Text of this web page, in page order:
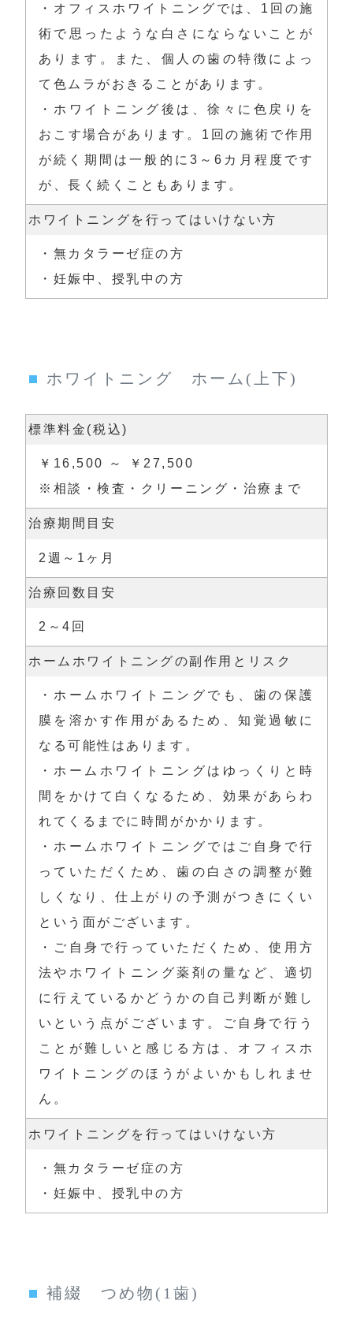
・オフィスホワイトニングでは、1回の施
術で思ったような白さにならないことが
あります。また、個人の歯の特徴によっ
て色ムラがおきることがあります。
・ホワイトニング後は、徐々に色戻りを
おこす場合があります。1回の施術で作用
が続く期間は一般的に3～6カ月程度です
が、長く続くこともあります。
ホワイトニングを行ってはいけない方
・無カタラーゼ症の方
・妊娠中、授乳中の方
ホワイトニング ホーム(上下)
標準料金(税込)
￥16,500 ～ ￥27,500
※相談・検査・クリーニング・治療まで
治療期間目安
2週～1ヶ月
治療回数目安
2～4回
ホームホワイトニングの副作用とリスク
・ホームホワイトニングでも、歯の保護
膜を溶かす作用があるため、知覚過敏に
なる可能性はあります。
・ホームホワイトニングはゆっくりと時
間をかけて白くなるため、効果があらわ
れてくるまでに時間がかかります。
・ホームホワイトニングではご自身で行
っていただくため、歯の白さの調整が難
しくなり、仕上がりの予測がつきにくい
という面がございます。
・ご自身で行っていただくため、使用方
法やホワイトニング薬剤の量など、適切
に行えているかどうかの自己判断が難し
いという点がございます。ご自身で行う
ことが難しいと感じる方は、オフィスホ
ワイトニングのほうがよいかもしれませ
ん。
ホワイトニングを行ってはいけない方
・無カタラーゼ症の方
・妊娠中、授乳中の方
補綴 つめ物(1歯)